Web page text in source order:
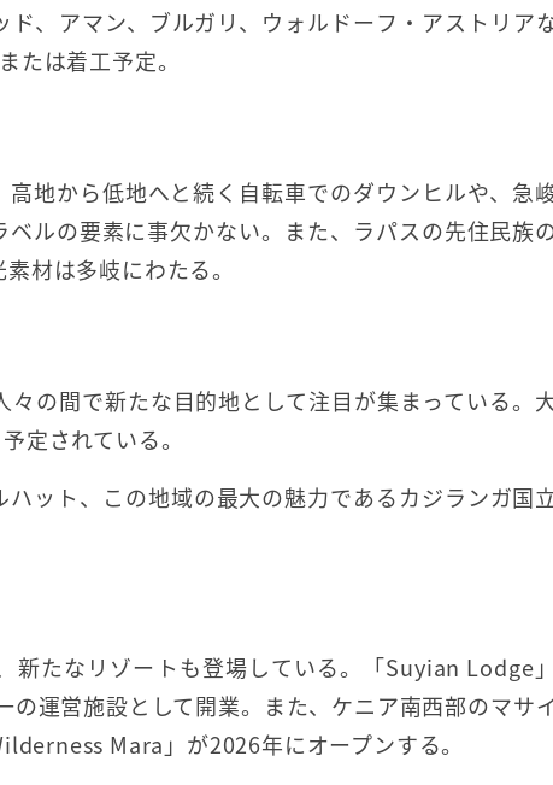
、アマン、ブルガリ、ウォルドーフ・アストリアな
たは着工予定。
地から低地へと続く自転車でのダウンヒルや、急
ルの要素に事欠かない。また、ラパスの先住民族
材は多岐にわたる。
の間で新たな目的地として注目が集まっている。
定されている。
ット、この地域の最大の魅力であるカジランガ国
たなリゾートも登場している。「Suyian Lodge」
運営施設として開業。また、ケニア南西部のマサ
Mara」が2026年にオープンする。